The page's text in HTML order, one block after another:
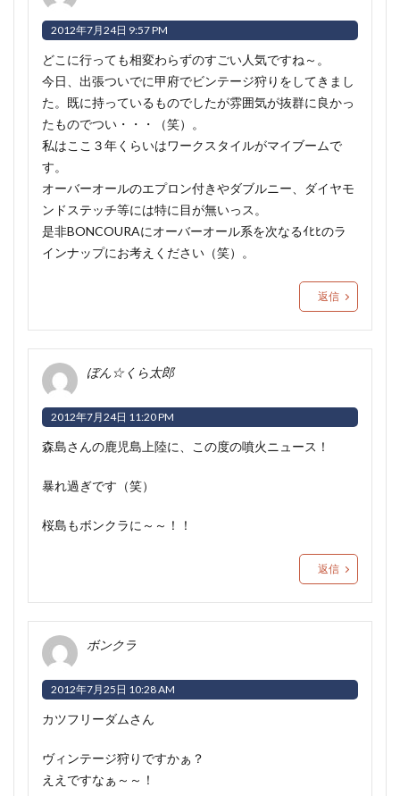
2012年7月24日 9:57 PM
どこに行っても相変わらずのすごい人気ですね～ 。
今日、出張ついでに甲府でビンテージ狩りをしてきまし
た。既に持っているものでしたが雰囲気が抜群に良かっ
たものでつい・・・（笑）。
私はここ３年くらいはワークスタイルがマイブームで
す。
オーバーオールのエプロン付きやダブルニー、ダイヤモ
ンドステッチ等には特に目が無いっス 。
是非BONCOURAにオーバーオール系を次なるｲﾋﾋのラ
インナップにお考えください（笑）。
返信
ぼん☆くら太郎
2012年7月24日 11:20 PM
森島さんの鹿児島上陸に、この度の噴火ニュース！
暴れ過ぎです（笑）
桜島もボンクラに～～！！
返信
ボンクラ
2012年7月25日 10:28 AM
カツフリーダムさん
ヴィンテージ狩りですかぁ？
ええですなぁ～～！